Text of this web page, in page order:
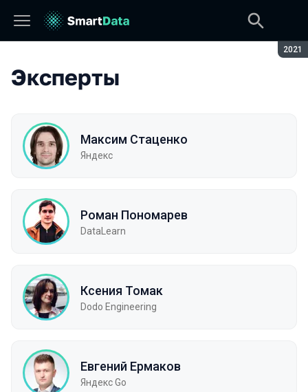
2021
Эксперты
Максим Стаценко
Яндекс
Роман Пономарев
DataLearn
Ксения Томак
Dodo Engineering
Евгений Ермаков
Яндекс Go